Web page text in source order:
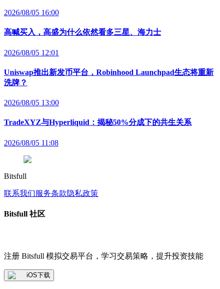
2026/08/05 16:00
高喊买入，高盛为什么依然看多三星、海力士
2026/08/05 12:01
Uniswap推出新发币平台，Robinhood Launchpad生态将重新
洗牌？
2026/08/05 13:00
TradeXYZ与Hyperliquid：揭秘50%分成下的共生关系
2026/08/05 11:08
Bitsfull
联系我们服务条款隐私政策
Bitsfull 社区
注册 Bitsfull 模拟交易平台，学习交易策略，提升投资技能
iOS下载